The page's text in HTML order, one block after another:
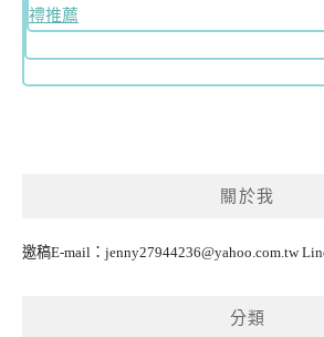
禮推薦
關於我
邀稿E-mail： jenny27944236@yahoo.com.tw
分類